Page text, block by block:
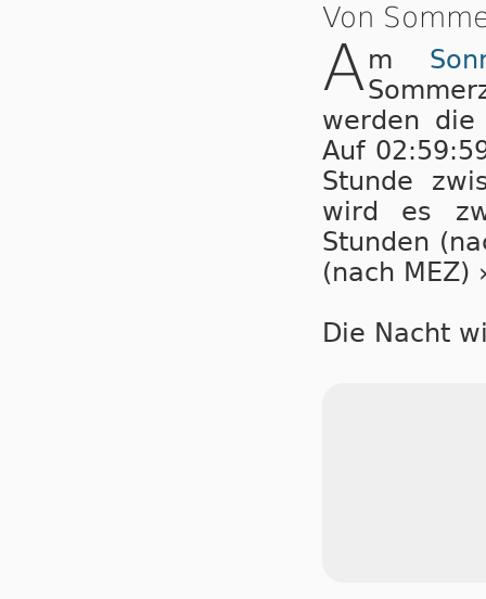
Von
Am
wer­den
Auf
Stunde
wird es
Stunden
(nach MEZ)
Die Nacht